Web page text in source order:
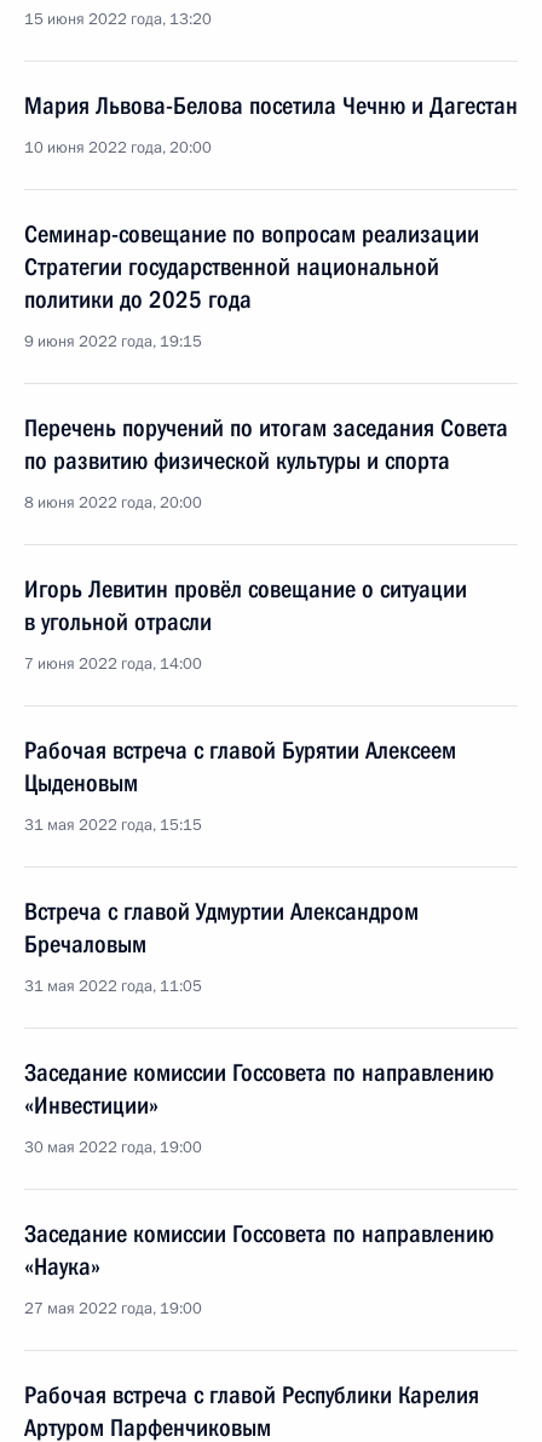
15 июня 2022 года, 13:20
Мария Львова-Белова посетила Чечню и Дагестан
10 июня 2022 года, 20:00
Семинар-совещание по вопросам реализации
Стратегии государственной национальной
политики до 2025 года
9 июня 2022 года, 19:15
Перечень поручений по итогам заседания Совета
по развитию физической культуры и спорта
8 июня 2022 года, 20:00
Игорь Левитин провёл совещание о ситуации
в угольной отрасли
7 июня 2022 года, 14:00
Рабочая встреча с главой Бурятии Алексеем
Цыденовым
31 мая 2022 года, 15:15
Встреча с главой Удмуртии Александром
Бречаловым
31 мая 2022 года, 11:05
Заседание комиссии Госсовета по направлению
«Инвестиции»
30 мая 2022 года, 19:00
Заседание комиссии Госсовета по направлению
«Наука»
27 мая 2022 года, 19:00
Рабочая встреча с главой Республики Карелия
Артуром Парфенчиковым